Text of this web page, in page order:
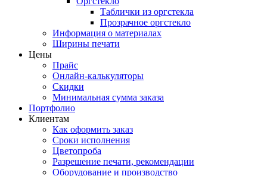
Таблички из оргстекла
Прозрачное оргстекло
Информация о материалах
Ширины печати
Цены
Прайс
Онлайн-калькуляторы
Скидки
Минимальная сумма заказа
Портфолио
Клиентам
Как оформить заказ
Сроки исполнения
Цветопроба
Разрешение печати, рекомендации
Оборудование и производство